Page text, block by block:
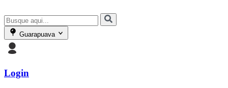
Guarapuava
Login